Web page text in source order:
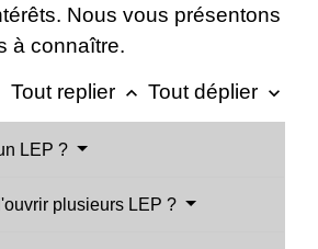
Nous vous présentons
à connaître.
Tout replier keyboard_arrow_up Tout déplier keyboard_arrow_down
LEP ?
plusieurs LEP ?